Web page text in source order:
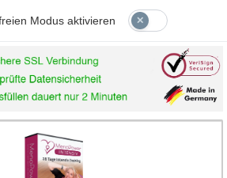
Modus aktivieren